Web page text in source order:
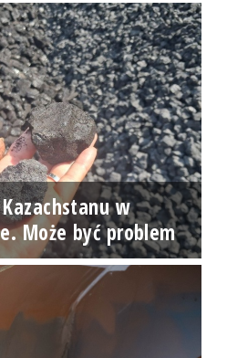
w
Może być problem